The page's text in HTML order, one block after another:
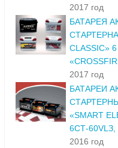
2017 год
БАТАРЕЯ
CLASSIC»
2017 год
БАТАРЕИ
«SMART
6СТ-
2016 год